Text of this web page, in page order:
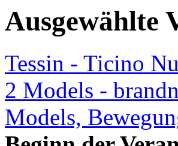
Ausgewählte
Tessin - Ticino
2 Models -
Models,